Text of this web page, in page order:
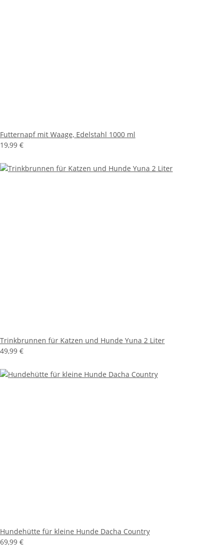
Futternapf mit Waage, Edelstahl 1000 ml
19,99 €
Trinkbrunnen für Katzen und Hunde Yuna 2 Liter
49,99 €
Hundehütte für kleine Hunde Dacha Country
69,99 €